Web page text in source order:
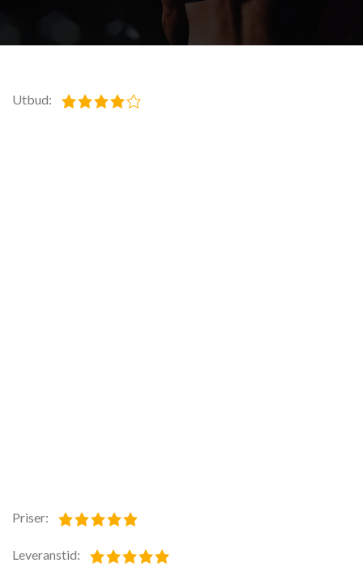
Utbud:
Priser:
Leveranstid: